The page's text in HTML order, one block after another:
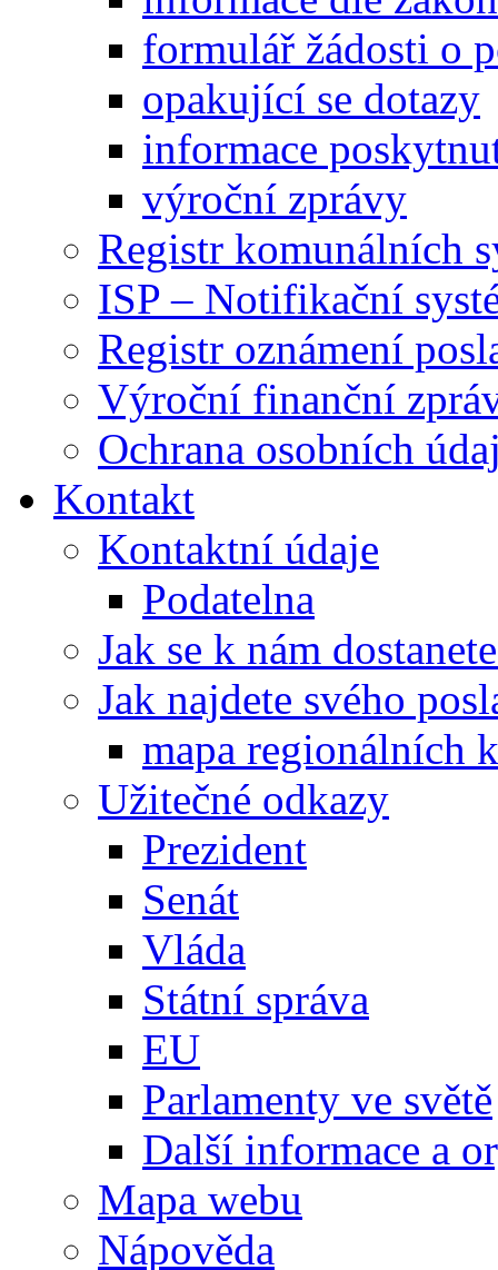
formulář žádosti o
opakující se dotazy
informace
výroční zprávy
Registr komunálních
ISP – Notifikační
Registr oznámení
Výroční finanční
Ochrana osobních
Kontakt
Kontaktní údaje
Podatelna
Jak se k nám
Jak najdete svého
mapa regionálních
Užitečné odkazy
Prezident
Senát
Vláda
Státní správa
EU
Parlamenty ve světě
Další informace a
Mapa webu
Nápověda